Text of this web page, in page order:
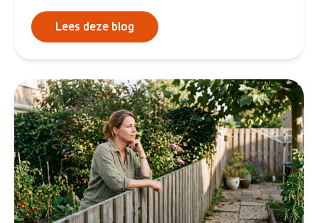
Lees deze blog